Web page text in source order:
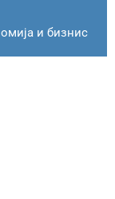
и бизнис